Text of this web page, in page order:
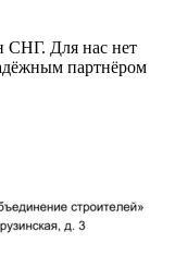
СНГ. Для нас нет
партнёром